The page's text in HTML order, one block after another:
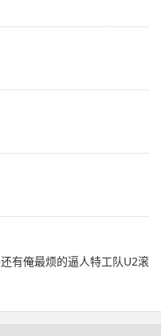
有俺最烦的逼人特工队U2滚